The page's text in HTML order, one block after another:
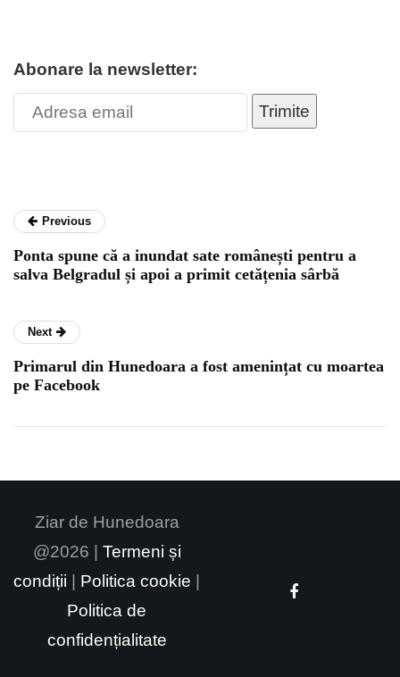
Abonare la newsletter:
Trimite
Previous
Ponta spune că a inundat sate românești pentru a
salva Belgradul și apoi a primit cetățenia sârbă
Next
Primarul din Hunedoara a fost amenințat cu moartea
pe Facebook
Ziar de Hunedoara
@2026 | Termeni și
condiții
Politica cookie
Politica de
confidențialitate